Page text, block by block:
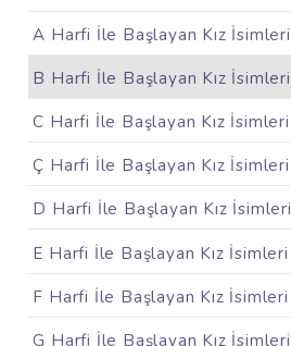
A Harfi İle Başlayan Kız İsimleri
B Harfi İle Başlayan Kız İsimleri
C Harfi İle Başlayan Kız İsimleri
Ç Harfi İle Başlayan Kız İsimleri
D Harfi İle Başlayan Kız İsimleri
E Harfi İle Başlayan Kız İsimleri
F Harfi İle Başlayan Kız İsimleri
G Harfi İle Başlayan Kız İsimleri